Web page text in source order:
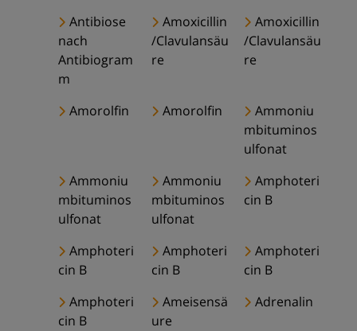
Antibiose
nach
Antibiogram
m
Amoxicillin
/Clavulansäu
re
Amoxicillin
/Clavulansäu
re
Amorolfin Amorolfin
Ammoniu
mbituminos
ulfonat
Ammoniu
mbituminos
ulfonat
Ammoniu
mbituminos
ulfonat
Amphoteri
cin B
Amphoteri
cin B
Amphoteri
cin B
Amphoteri
cin B
Amphoteri
cin B
Ameisensä
ure
Adrenalin